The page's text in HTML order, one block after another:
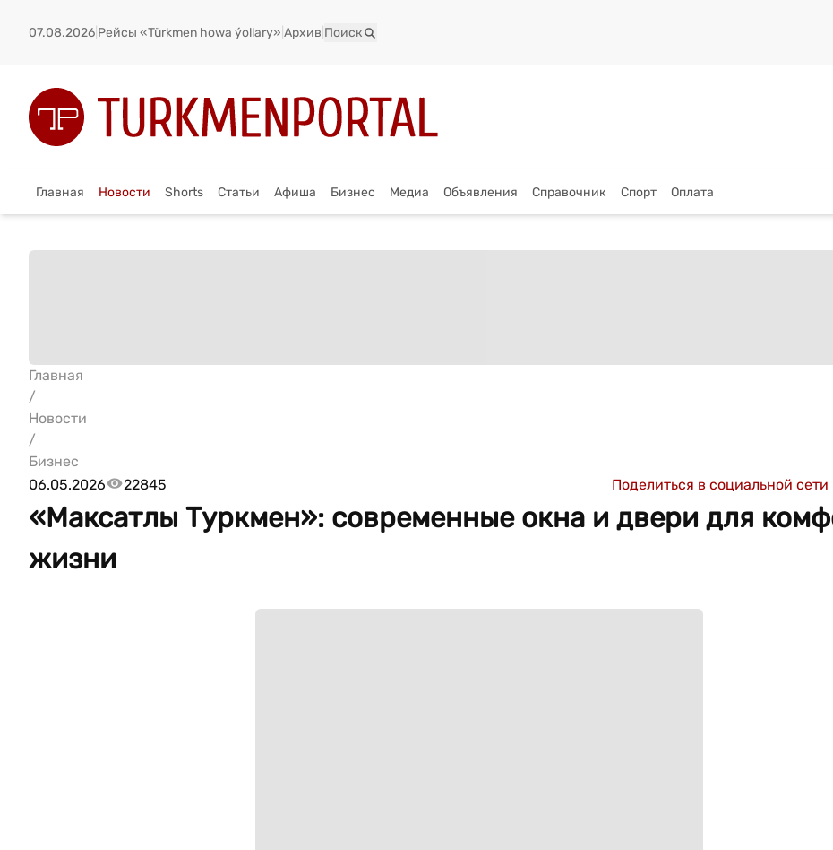
07.08.2026 Рейсы «Türkmen howa ýollary» Архив Поиск
Главная Новости Shorts Статьи Афиша Бизнес Медиа Объявления Справочник Спорт Оплата
Главная
/
Новости
/
Бизнес
06.05.2026
22845 Поделиться в социальной сети
«Максатлы Туркмен»: современные окна и двери для
жизни